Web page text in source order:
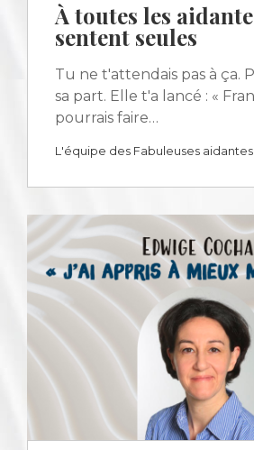
À toutes les
sentent seules
Tu ne t'attendais pas à ça.
sa part. Elle t'a lancé : «
pourrais faire…
L'équipe des Fabuleuses aidantes